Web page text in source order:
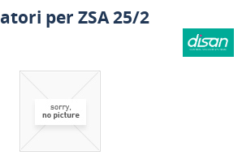
per ZSA 25/2